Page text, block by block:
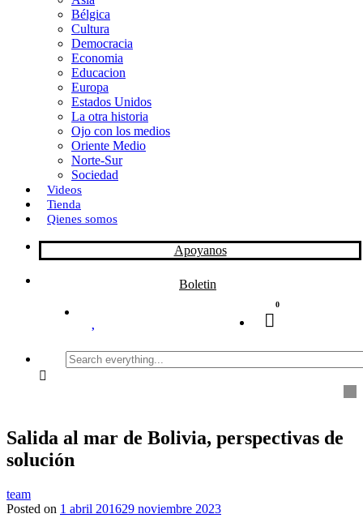
i
r
Bélgica
Cultura
Democracia
Economia
Educacion
Europa
Estados Unidos
La otra historia
Ojo con los medios
Oriente Medio
Norte-Sur
Sociedad
Videos
Tienda
Qienes somos
Apoyanos
Boletin
0
Search
everything...
Salida al mar de Bolivia, perspectivas de
solución
team
Posted on 1 abril 201629 noviembre 2023